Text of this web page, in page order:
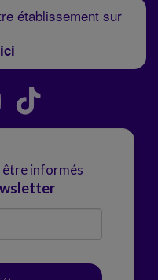
établissement sur
être informés